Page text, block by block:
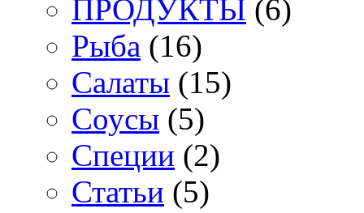
ПРОДУКТЫ (6)
Рыба (16)
Салаты (15)
Соусы (5)
Специи (2)
Статьи (5)